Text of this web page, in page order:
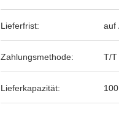
Lieferfrist: auf
Zahlungsmethode: T/T
Lieferkapazität: